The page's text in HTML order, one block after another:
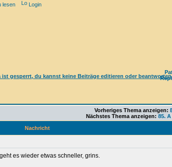
lesen
Login
Vorheriges Thema anzeigen:
Nächstes Thema anzeigen: 85.
Nachricht
es wieder etwas schneller, grins.